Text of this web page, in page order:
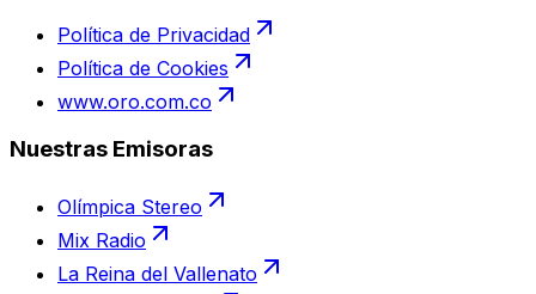
Política de Privacidad
Política de Cookies
www.oro.com.co
Nuestras Emisoras
Olímpica Stereo
Mix Radio
La Reina del Vallenato